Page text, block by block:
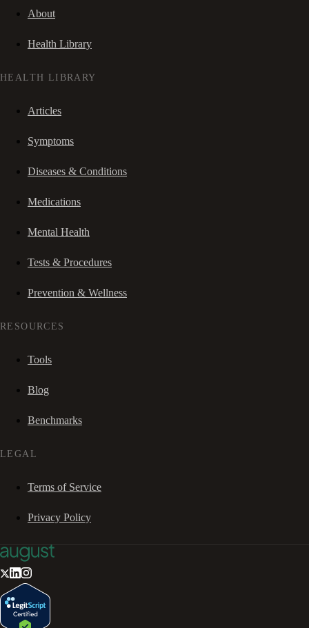
About
Health Library
HEALTH LIBRARY
Articles
Symptoms
Diseases & Conditions
Medications
Mental Health
Tests & Procedures
Prevention & Wellness
RESOURCES
Tools
Blog
Benchmarks
LEGAL
Terms of Service
Privacy Policy